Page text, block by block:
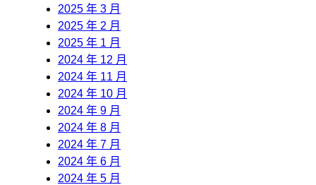
2025 年 3 月
2025 年 2 月
2025 年 1 月
2024 年 12 月
2024 年 11 月
2024 年 10 月
2024 年 9 月
2024 年 8 月
2024 年 7 月
2024 年 6 月
2024 年 5 月